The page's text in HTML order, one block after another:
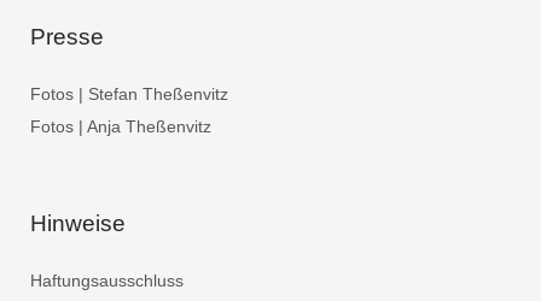
Presse
Fotos | Stefan Theßenvitz
Fotos | Anja Theßenvitz
Hinweise
Haftungsausschluss